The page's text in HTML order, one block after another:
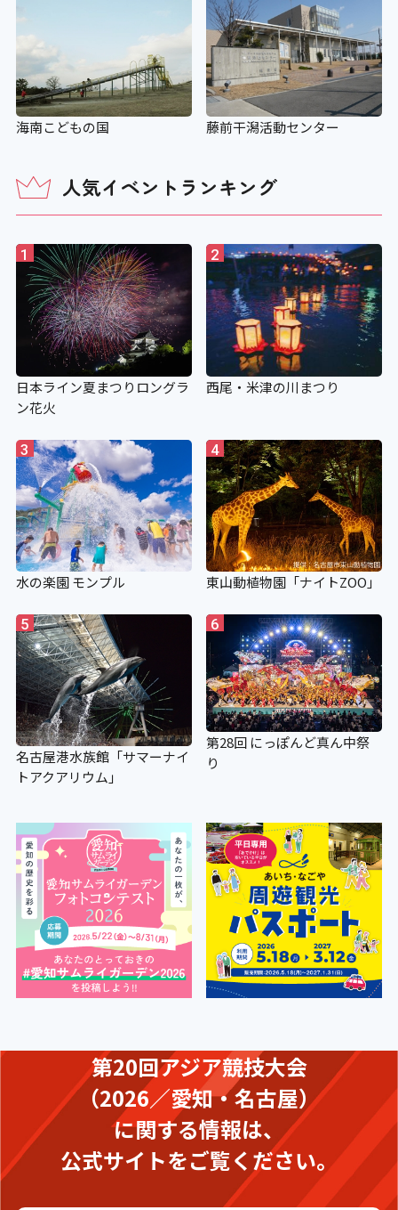
海南こどもの国 藤前干潟活動センター
人気イベントランキング
1
日本ライン夏まつりロングラ
ン花火
2
西尾・米津の川まつり
3
水の楽園 モンプル
4
東山動植物園「ナイトZOO」
5
名古屋港水族館「サマーナイ
トアクアリウム」
6
第28回 にっぽんど真ん中祭
り
第20回アジア競技大会
（2026／愛知・名古屋）
に関する情報は、
公式サイトをご覧ください。